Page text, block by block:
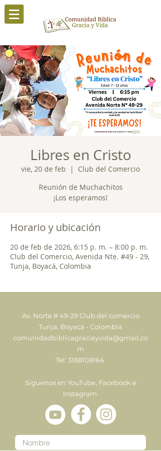
Libres en Cristo
vie, 20 de feb
  |
Club del Comercio
Reunión de Muchachitos
¡Los esperamos!
Horario y ubicación
20 de feb de 2026, 6:15 p. m. – 8:00 p. m.
Club del Comercio, Avenida Nte. #49 - 29,
Tunja, Boyacá, Colombia
Av. Norte # 49-29 Club del comercio
Tunja, Boyacá - Colombia
comunidadbiblicagraciayvida@gmail.co
m
Tel: 3188108164
Síguenos en YouTube, Facebook e
Instagram